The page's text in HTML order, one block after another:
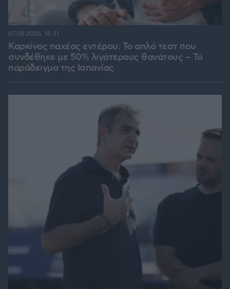
Καρκίνος παχέος εντέρου: Το απλό τεστ που
συνδέθηκε με 50% λιγότερους θανάτους – Το
παράδειγμα της Ισπανίας
07.08.2026, 18:31